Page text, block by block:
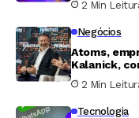
2 Min
Negócios
Atoms,
Kalanick,
2 Min
Tecnologia